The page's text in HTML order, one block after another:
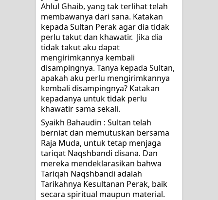
Ahlul Ghaib, yang tak terlihat telah
membawanya dari sana. Katakan
kepada Sultan Perak agar dia tidak
perlu takut dan khawatir.  Jika dia
tidak takut aku dapat
mengirimkannya kembali
disampingnya. Tanya kepada Sultan,
apakah aku perlu mengirimkannya
kembali disampingnya? Katakan
kepadanya untuk tidak perlu
khawatir sama sekali.
Syaikh Bahaudin : Sultan telah
berniat dan memutuskan bersama
Raja Muda, untuk tetap menjaga
tariqat Naqshbandi disana. Dan
mereka mendeklarasikan bahwa
Tariqah Naqshbandi adalah
Tarikahnya Kesultanan Perak, baik
secara spiritual maupun material.